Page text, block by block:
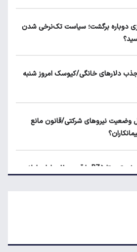
پردرآمد مشمول مالیات هستند
گوشت برزیلی در اروپا
جدید از اجرای قانون افزایش سنوات
دوباره برگشت؛ سیاست تک‌نرخی شدن
جذب دلارهای خانگی/کیوسک امروز شنبه
وضعیت نیروهای شرکتی/قانون مانع
شرایط فروش تویوتا BZ۵ با قیمت ۱۱ میلیارد اعلام